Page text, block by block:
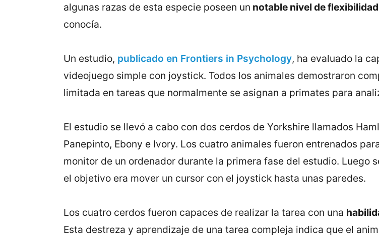
algunas razas de esta especie poseen un notable nivel de
conocía.
Un estudio, publicado en Frontiers in Psychology, ha evaluado la
videojuego simple con joystick. Todos los animales demostraron
limitada en tareas que normalmente se asignan a primates para
El estudio se llevó a cabo con dos cerdos de Yorkshire llamados
Panepinto, Ebony e Ivory. Los cuatro animales fueron entrenados
monitor de un ordenador durante la primera fase del estudio. Luego
el objetivo era mover un cursor con el joystick hasta unas paredes.
Los cuatro cerdos fueron capaces de realizar la tarea con una
Esta destreza y aprendizaje de una tarea compleja indica que el